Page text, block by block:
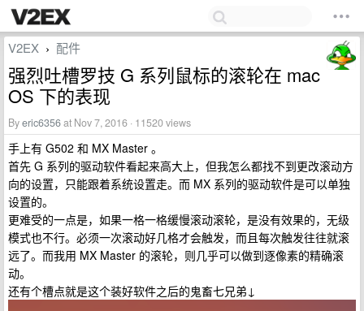
V2EX › 配件
强烈吐槽罗技 G 系列鼠标的滚轮在 mac
OS 下的表现
Byeric6356at Nov 7, 2016 · 11520 views
手上有 G502 和 MX Master 。
首先 G 系列的驱动软件看起来高大上，但我怎么都找不到更改滚动方
向的设置，只能跟着系统设置走。而 MX 系列的驱动软件是可以单独
设置的。
更难受的一点是，如果一格一格缓慢滚动滚轮，是没有效果的，无级
模式也不行。必须一次滚动好几格才会触发，而且每次触发往往就滚
远了。而我用 MX Master 的滚轮，则几乎可以做到逐像素的精确滚
动。
还有个槽点就是这个装好软件之后的鬼畜七兄弟↓